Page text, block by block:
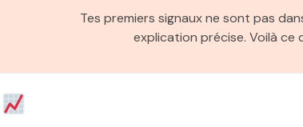
Tes premiers signaux ne sont pas
explication précise. Voilà ce